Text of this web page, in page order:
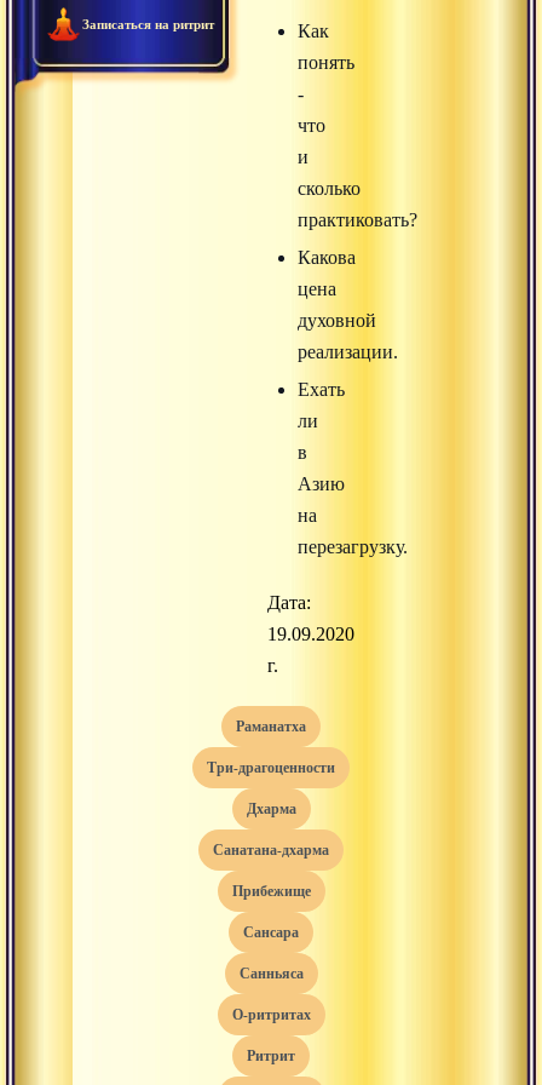
Записаться на ритрит
Как
понять
-
что
и
сколько
практиковать?
Какова
цена
духовной
реализации.
Ехать
ли
в
Азию
на
перезагрузку.
Дата:
19.09.2020
г.
раманатха
три-драгоценности
дхарма
санатана-дхарма
прибежище
сансара
санньяса
о-ритритах
ритрит